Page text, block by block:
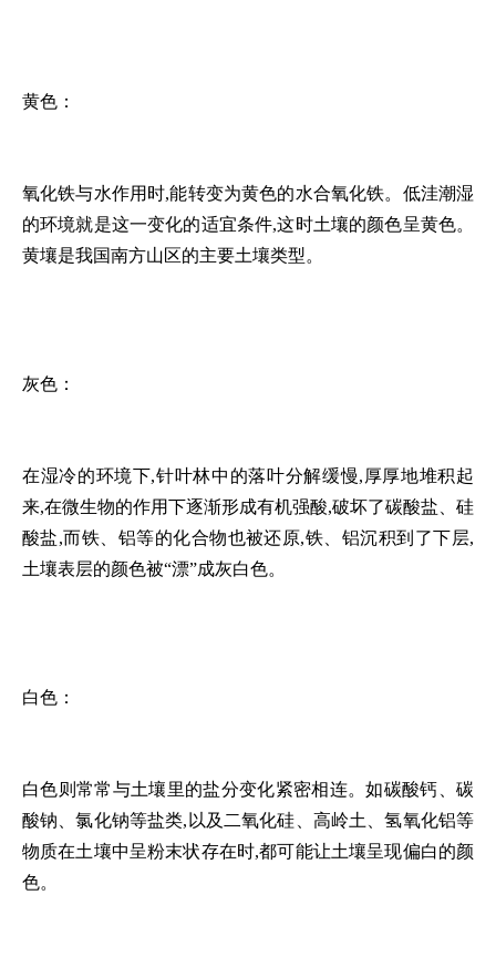
黄色：
氧化铁与水作用时,能转变为黄色的水合氧化铁。低洼潮湿
的环境就是这一变化的适宜条件,这时土壤的颜色呈黄色。
黄壤是我国南方山区的主要土壤类型。
灰色：
在湿冷的环境下,针叶林中的落叶分解缓慢,厚厚地堆积起
来,在微生物的作用下逐渐形成有机强酸,破坏了碳酸盐、硅
酸盐,而铁、铝等的化合物也被还原,铁、铝沉积到了下层,
土壤表层的颜色被“漂”成灰白色。
白色：
白色则常常与土壤里的盐分变化紧密相连。如碳酸钙、碳
酸钠、氯化钠等盐类,以及二氧化硅、高岭土、氢氧化铝等
物质在土壤中呈粉末状存在时,都可能让土壤呈现偏白的颜
色。